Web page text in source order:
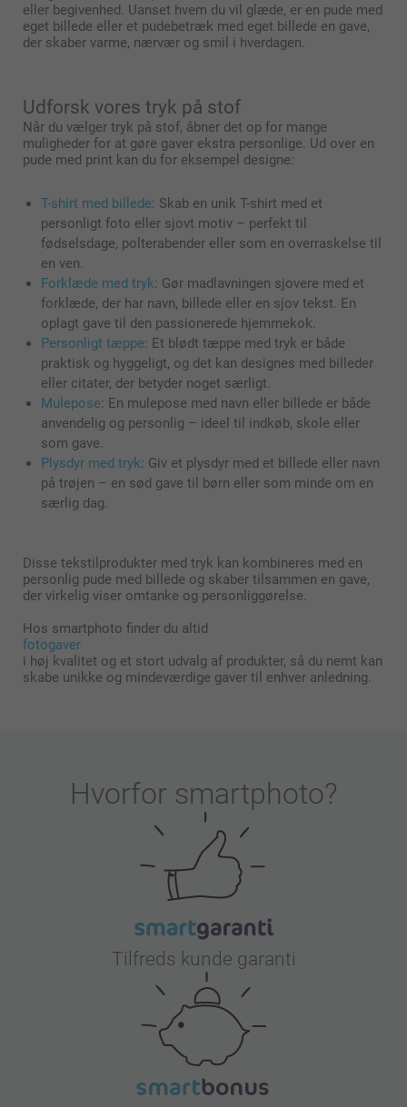
eller begivenhed. Uanset hvem du vil glæde, er en pude med
eget billede eller et pudebetræk med eget billede en gave,
der skaber varme, nærvær og smil i hverdagen.
Udforsk vores tryk på stof
Når du vælger tryk på stof, åbner det op for mange
muligheder for at gøre gaver ekstra personlige. Ud over en
pude med print kan du for eksempel designe:
T-shirt med billede: Skab en unik T-shirt med et
personligt foto eller sjovt motiv – perfekt til
fødselsdage, polterabender eller som en overraskelse til
en ven.
Forklæde med tryk: Gør madlavningen sjovere med et
forklæde, der har navn, billede eller en sjov tekst. En
oplagt gave til den passionerede hjemmekok.
Personligt tæppe: Et blødt tæppe med tryk er både
praktisk og hyggeligt, og det kan designes med billeder
eller citater, der betyder noget særligt.
Mulepose: En mulepose med navn eller billede er både
anvendelig og personlig – ideel til indkøb, skole eller
som gave.
Plysdyr med tryk: Giv et plysdyr med et billede eller navn
på trøjen – en sød gave til børn eller som minde om en
særlig dag.
Disse tekstilprodukter med tryk kan kombineres med en
personlig pude med billede og skaber tilsammen en gave,
der virkelig viser omtanke og personliggørelse.
Hos smartphoto finder du altid
fotogaver
i høj kvalitet og et stort udvalg af produkter, så du nemt kan
skabe unikke og mindeværdige gaver til enhver anledning.
Hvorfor smartphoto?
Tilfreds kunde garanti